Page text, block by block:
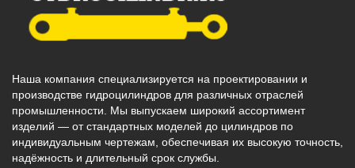
Наша компания специализируется на проектировании и
производстве гидроцилиндров для различных отраслей
промышленности. Мы выпускаем широкий ассортимент
изделий — от стандартных моделей до цилиндров по
индивидуальным чертежам, обеспечивая их высокую точность,
надёжность и длительный срок службы.